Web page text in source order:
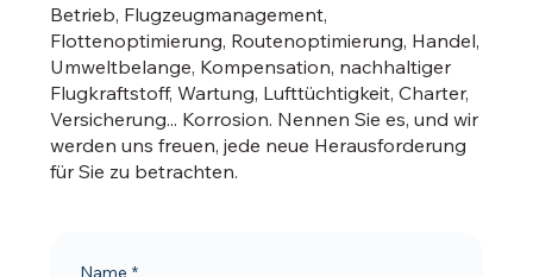
Betrieb, Flugzeugmanagement,
Flottenoptimierung, Routenoptimierung, Handel,
Umweltbelange, Kompensation, nachhaltiger
Flugkraftstoff, Wartung, Lufttüchtigkeit, Charter,
Versicherung... Korrosion. Nennen Sie es, und wir
werden uns freuen, jede neue Herausforderung
für Sie zu betrachten.
Name *